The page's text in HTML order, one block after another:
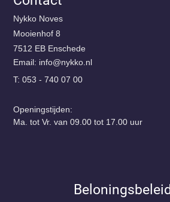
Beloningsbeleid
Nykko Noves
Mooienhof 8
7512 EB Enschede
Email:
ln.okkyn
@ofni
T: 053 - 740 07 00
Openingstijden:
Ma. tot Vr. van 09.00 tot 17.00 uur